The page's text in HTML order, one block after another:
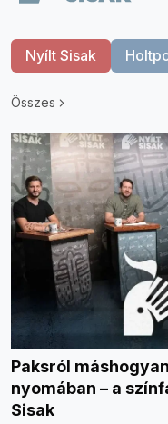
Nyílt Sisak
Összes
Paksról
nyomában – a
Sisak